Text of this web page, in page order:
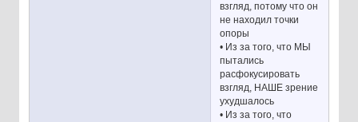
взгляд, потому что он
не находил точки
опоры
• Из за того, что МЫ
пытались
расфокусировать
взгляд, НАШЕ зрение
ухудшалось
• Из за того, что